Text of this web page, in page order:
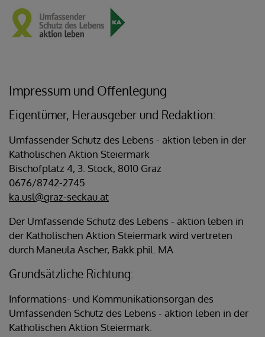
Impressum und Offenlegung
Eigentümer, Herausgeber und Redaktion:
Umfassender Schutz des Lebens - aktion leben in der
Katholischen Aktion Steiermark
Bischofplatz 4, 3. Stock, 8010 Graz
0676/8742-2745
ka.usl@graz-seckau.at
Der Umfassende Schutz des Lebens - aktion leben in
der Katholischen Aktion Steiermark wird vertreten
durch Maneula Ascher, Bakk.phil. MA
Grundsätzliche Richtung:
Informations- und Kommunikationsorgan des
Umfassenden Schutz des Lebens - aktion leben in der
Katholischen Aktion Steiermark.